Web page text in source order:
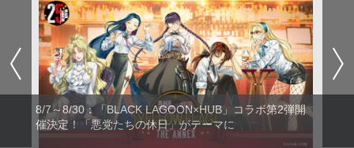
8/7～8/30：「BLACK LAGOON×HUB」コラボ第2弾開
催決定！「悪党たちの休日」がテーマに